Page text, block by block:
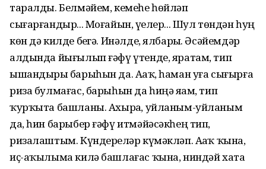
таралды. Белмәйем, кемеһе һөйләп
сығарғандыр... Моғайын, үҙелер... Шул төндән һуң
көн дә килде беҙгә. Инәлде, ялбарҙы. Әсәйемдәр
алдында йығылып ғәфү үтенде, яратам, тип
ышандырҙы барыһын да. Аҙаҡ, һаман уға сығырға
риза булмағас, барыһын да һиңә яҙам, тип
ҡурҡыта башланы. Ахырҙа, уйланым-уйланым
да, һин барыбер ғәфү итмәйәсәкһең тип,
ризалаштым. Күндерҙеләр күмәкләп. Аҙаҡ ҡына,
иҫ-аҡылыма килә башлағас ҡына, ниндәй хата